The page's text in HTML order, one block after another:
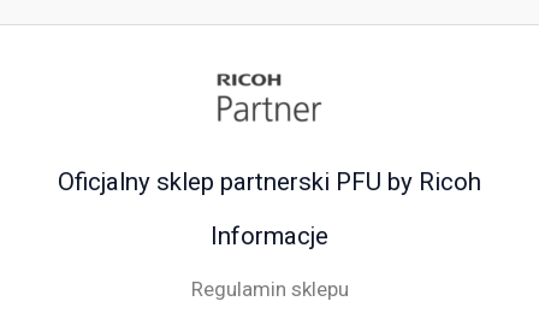
Oficjalny sklep partnerski PFU by Ricoh
Informacje
Regulamin sklepu